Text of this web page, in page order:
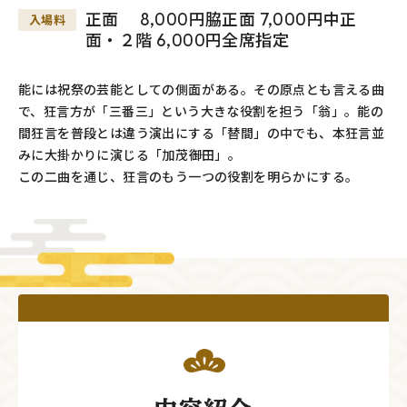
入場料
正面 8,000円脇正面 7,000円中正
面・２階 6,000円全席指定
能には祝祭の芸能としての側面がある。その原点とも言える曲
で、狂言方が「三番三」という大きな役割を担う「翁」。能の
間狂言を普段とは違う演出にする「替間」の中でも、本狂言並
みに大掛かりに演じる「加茂――御田」。
この二曲を通じ、狂言のもう一つの役割を明らかにする。